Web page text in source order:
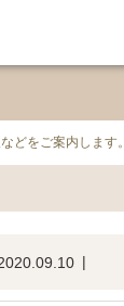
どをご案内します。